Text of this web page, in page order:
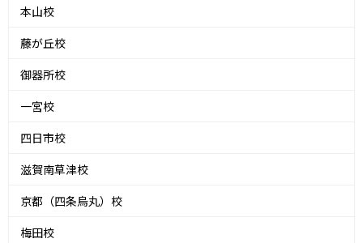
本山校
藤が丘校
御器所校
一宮校
四日市校
滋賀南草津校
京都（四条烏丸）校
梅田校